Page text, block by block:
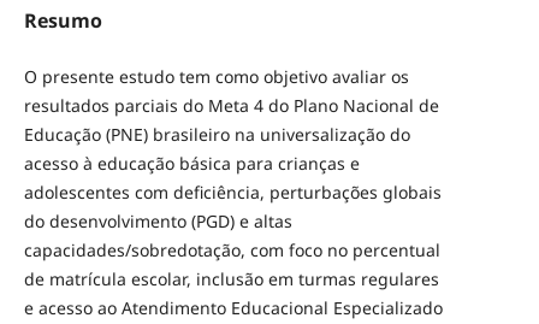
Resumo
O presente estudo tem como objetivo avaliar os
resultados parciais do Meta 4 do Plano Nacional de
Educação (PNE) brasileiro na universalização do
acesso à educação básica para crianças e
adolescentes com deficiência, perturbações globais
do desenvolvimento (PGD) e altas
capacidades/sobredotação, com foco no percentual
de matrícula escolar, inclusão em turmas regulares
e acesso ao Atendimento Educacional Especializado